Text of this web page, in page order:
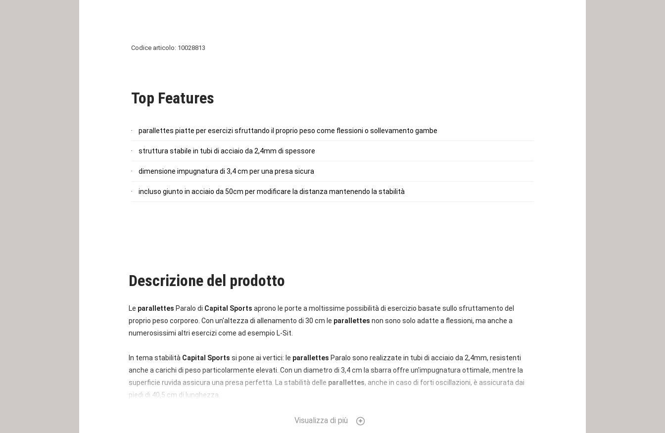
Codice articolo: 10028813
Top Features
parallettes piatte per esercizi sfruttando il proprio peso come flessioni o sollevamento gambe
struttura stabile in tubi di acciaio da 2,4mm di spessore
dimensione impugnatura di 3,4 cm per una presa sicura
incluso giunto in acciaio da 50cm per modificare la distanza mantenendo la stabilità
Descrizione del prodotto
Le parallettes Paralo di Capital Sports aprono le porte a moltissime possibilità di esercizio basate sullo sfruttamento del
proprio peso corporeo. Con un'altezza di allenamento di 30 cm le parallettes non sono solo adatte a flessioni, ma anche a
numerosissimi altri esercizi come ad esempio L-Sit.
In tema stabilità Capital Sports si pone ai vertici: le parallettes Paralo sono realizzate in tubi di acciaio da 2,4mm, resistenti
anche a carichi di peso particolarmente elevati. Con un diametro di 3,4 cm la sbarra offre un'impugnatura ottimale, mentre la
superficie ruvida assicura una presa perfetta. La stabilità delle parallettes, anche in caso di forti oscillazioni, è assicurata dai
piedi di 40,5 cm di lunghezza.
Per un allenamento ottimale è possibile modificare la distanza di Paralos grazie al giunto di 50 cm di lunghezza. Grazie ad esso
Visualizza di più